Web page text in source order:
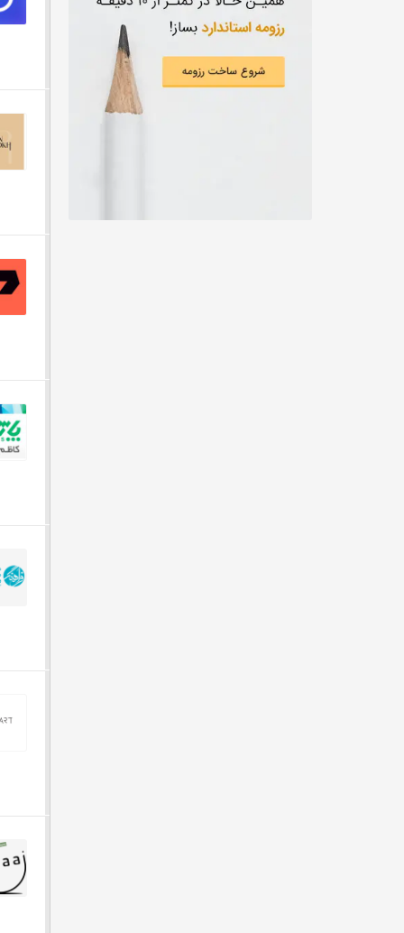
علوم زیستی و آزمایشگاهی
CEO
مهندسی کشاورزی
مهندسی نساجی، طراحی پارچه و لباس
از دويست ميليون تومان
از سيصد ميليون تومان
از چهارصد ميليون تومان
از پانصد ميليون تومان